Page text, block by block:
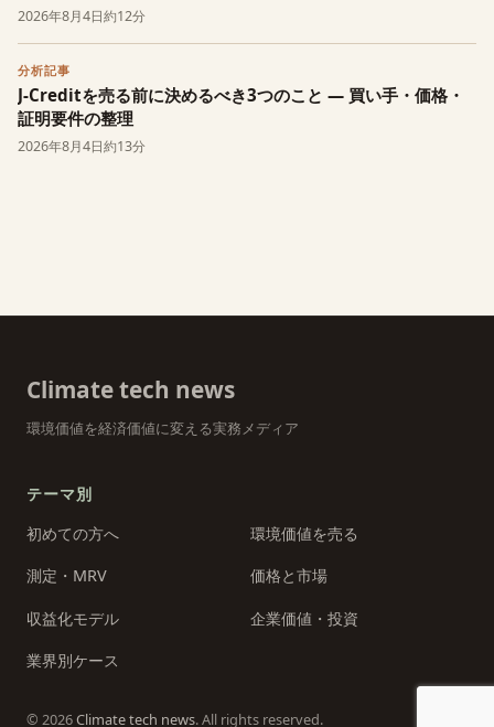
2026年8月4日約12分
分析記事
J-Creditを売る前に決めるべき3つのこと — 買い手・価格・
証明要件の整理
2026年8月4日約13分
Climate tech news
環境価値を経済価値に変える実務メディア
テーマ別
初めての方へ
環境価値を売る
測定・MRV 価格と市場
収益化モデル 企業価値・投資
業界別ケース
© 2026Climate tech news. All rights reserved.